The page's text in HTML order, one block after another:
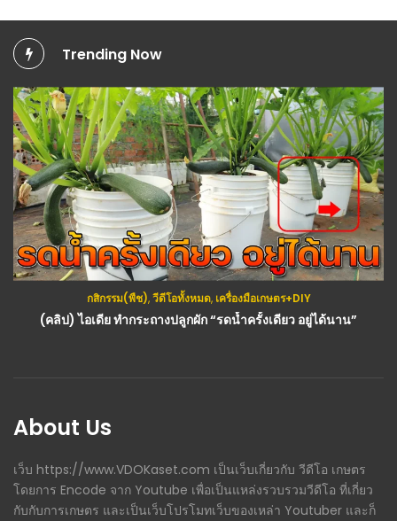
Trending Now
กสิกรรม(พืช),วีดีโอทั้งหมด, เครื่องมือเกษตร+DIY
(คลิป) ไอเดีย ทำกระถางปลูกผัก “รดน้ำครั้งเดียว อยู่ได้นาน”
About Us
เว็บ https://www.VDOKaset.com เป็นเว็บเกี่ยวกับ วีดีโอ เกษตร
โดยการ Encode จาก Youtube เพื่อเป็นแหล่งรวบรวมวีดีโอ ที่เกี่ยว
กับกับการเกษตร และเป็นเว็บโปรโมทเว็บของเหล่า Youtuber และก็